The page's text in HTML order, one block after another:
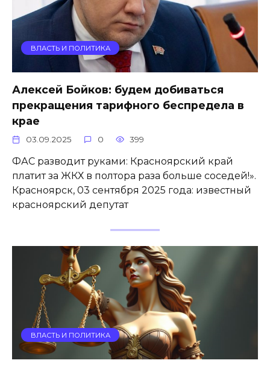
ВЛАСТЬ И ПОЛИТИКА
Алексей Бойков: будем добиваться
прекращения тарифного беспредела в
крае
03.09.2025 0 399
ФАС разводит руками: Красноярский край
платит за ЖКХ в полтора раза больше соседей!».
Красноярск, 03 сентября 2025 года: известный
красноярский депутат
ВЛАСТЬ И ПОЛИТИКА